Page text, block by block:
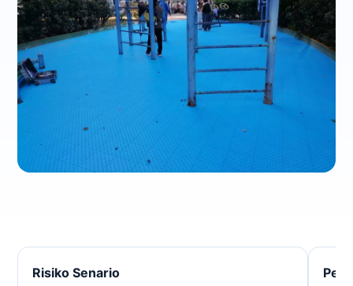
Risiko Senario